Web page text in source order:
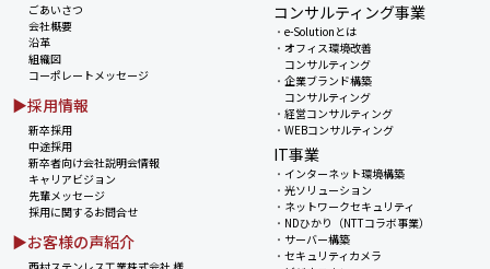
ごあいさつ
会社概要
沿革
組織図
コーポレートメッセージ
▶採用情報
新卒採用
中途採用
新卒者向け会社説明会情報
キャリアビジョン
先輩メッセージ
採用に関するお問合せ
▶お客様の声紹介
コンサルティング事業
・e-Solutionとは
・オフィス環境改善
コンサルティング
・企業ブランド構築
コンサルティング
・経営コンサルティング
・WEBコンサルティング
IT事業
・ インターネット環境構築
・光ソリューション
・ ネットワークセキュリティ
・ NDひかり（NTTコラボ事業）
・ サーバー構築
・セキュリティカメラ